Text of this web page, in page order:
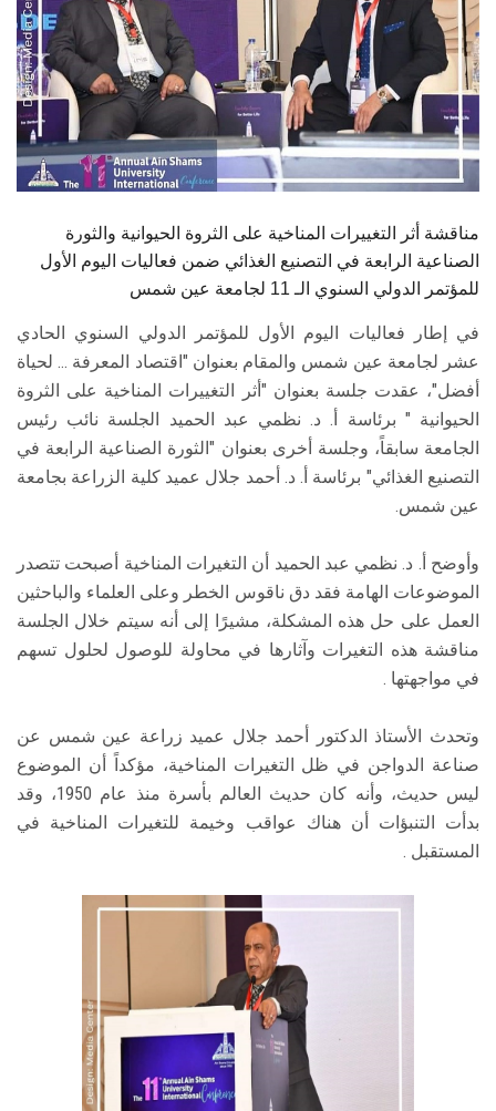
الموظفون
الزائـرون
سجل الان
مناقشة أثر التغييرات المناخية على الثروة الحيوانية والثورة
الصناعية الرابعة في التصنيع الغذائي ضمن فعاليات اليوم الأول
للمؤتمر الدولي السنوي الـ 11 لجامعة عين شمس
في إطار فعاليات اليوم الأول للمؤتمر الدولي السنوي الحادي
عشر لجامعة عين شمس والمقام بعنوان "اقتصاد المعرفة ... لحياة
أفضل"، عقدت جلسة بعنوان "أثر التغييرات المناخية على الثروة
الحيوانية " برئاسة أ. د. نظمي عبد الحميد الجلسة نائب رئيس
الجامعة سابقاً، وجلسة أخرى بعنوان "الثورة الصناعية الرابعة في
التصنيع الغذائي" برئاسة أ. د. أحمد جلال عميد كلية الزراعة بجامعة
عين شمس.
وأوضح أ. د. نظمي عبد الحميد أن التغيرات المناخية أصبحت تتصدر
الموضوعات الهامة فقد دق ناقوس الخطر وعلى العلماء والباحثين
العمل على حل هذه المشكلة، مشيرًا إلى أنه سيتم خلال الجلسة
مناقشة هذه التغيرات وآثارها في محاولة للوصول لحلول تسهم
في مواجهتها .
وتحدث الأستاذ الدكتور أحمد جلال عميد زراعة عين شمس عن
صناعة الدواجن في ظل التغيرات المناخية، مؤكداً أن الموضوع
ليس حديث، وأنه كان حديث العالم بأسرة منذ عام 1950، وقد
بدأت التنبؤات أن هناك عواقب وخيمة للتغيرات المناخية في
المستقبل .